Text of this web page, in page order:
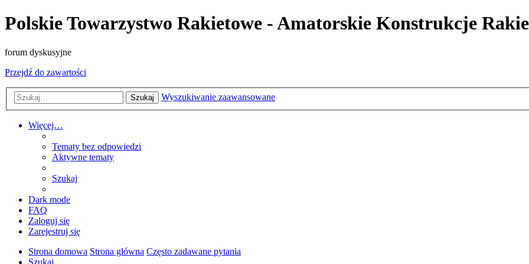
Polskie Towarzystwo Rakietowe - Amatorskie Konstrukcje
forum dyskusyjne
Przejdź do zawartości
Szukaj Wyszukiwanie zaawansowane
Więcej…
Tematy bez odpowiedzi
Aktywne tematy
Szukaj
Dark mode
FAQ
Zaloguj się
Zarejestruj się
Strona domowa Strona główna Często zadawane pytania